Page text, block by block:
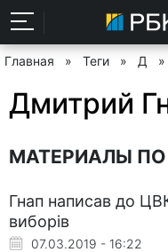
Главная » Теги » Д
Дмитрий
МАТЕРИАЛЫ ПО
Гнап написав до
виборів
07.03.2019 - 16:22